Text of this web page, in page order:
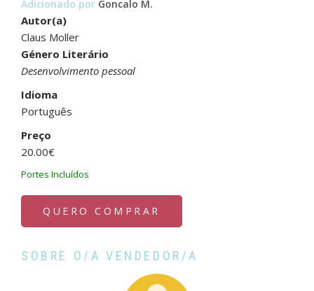
Adicionado por Goncalo M.
Autor(a)
Claus Moller
Género Literário
Desenvolvimento pessoal
Idioma
Português
Preço
20.00€
Portes Incluídos
QUERO COMPRAR
SOBRE O/A VENDEDOR/A